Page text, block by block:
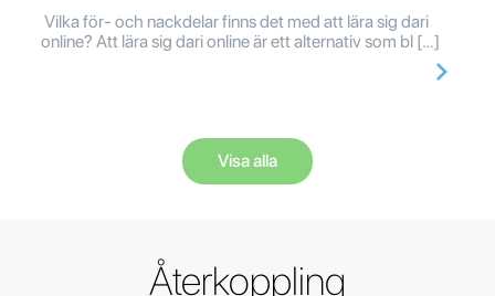
Vilka för- och nackdelar finns det med att lära sig dari
online? Att lära sig dari online är ett alternativ som bl […]
Visa alla
Återkoppling